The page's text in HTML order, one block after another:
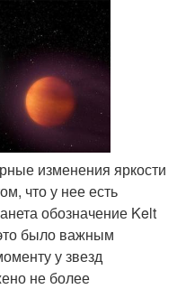
изменения яркости
что у нее есть
обозначение Kelt
было важным
у звезд
не более